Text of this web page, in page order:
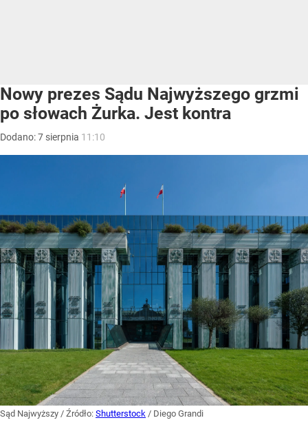
Nowy prezes Sądu Najwyższego grzmi
po słowach Żurka. Jest kontra
Dodano:7 sierpnia 11:10
Sąd Najwyższy / Źródło: Shutterstock / Diego Grandi